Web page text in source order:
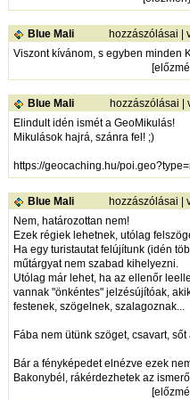
Blue Mali hozzászólásai |
Viszont kívánom, s egyben minden
[
Blue Mali hozzászólásai |
Elindult idén ismét a GeoMikulás!
Mikulások hajrá, szánra fel! ;)
https://geocaching.hu/
Blue Mali hozzászólásai |
Nem, határozottan nem!
Ezek régiek lehetnek, utólag
Ha egy turistautat felújítunk (idén
műtárgyat nem szabad kihelyezni.
Utólag már lehet, ha az ellenőr
vannak "önkéntes" jelzésújítóak,
festenek, szögelnek, szalagoznak...
Fába nem ütünk szöget, csavart,
Bár a fényképedet elnézve ezek
Bakonybél, rákérdezhetek az
[